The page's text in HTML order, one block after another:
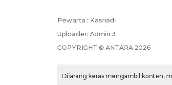
Pewarta : Kasriadi
Uploader: Admin 3
COPYRIGHT © ANTARA 2026
Dilarang keras mengambil konten,